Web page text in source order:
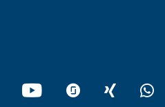
YouTube glassdoorXING